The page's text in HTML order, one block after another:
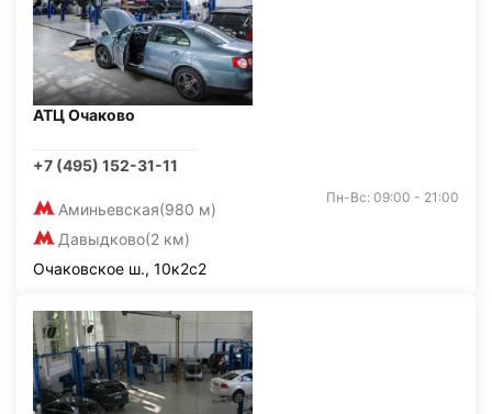
АТЦ Очаково
+7 (495) 152-31-11
Аминьевская(980 м)
Давыдково(2 км)
Пн-Вс: 09:00 - 21:00
Очаковское ш., 10к2с2